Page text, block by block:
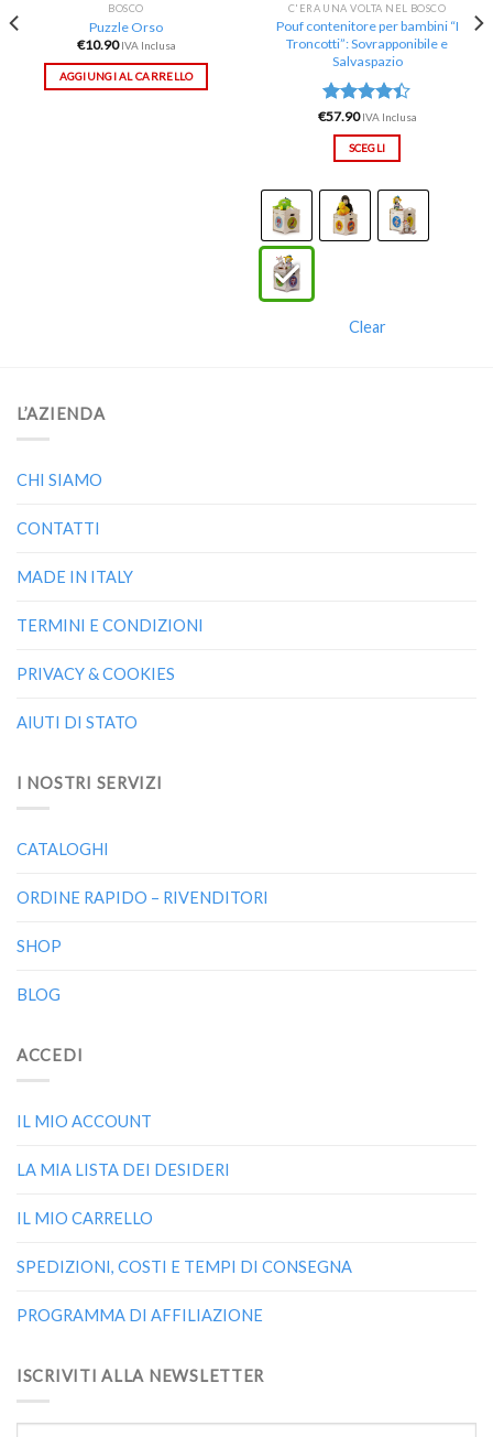
BOSCO
Puzzle Orso
€10.90 IVA Inclusa
AGGIUNGI AL CARRELLO
C'ERA UNA VOLTA NEL BOSCO
Pouf contenitore per bambini “I
Troncotti”: Sovrapponibile e
Salvaspazio
Valutato
4.40su 5
€57.90 IVA Inclusa
SCEGLI
Clear
L’AZIENDA
CHI SIAMO
CONTATTI
MADE IN ITALY
TERMINI E CONDIZIONI
PRIVACY & COOKIES
AIUTI DI STATO
I NOSTRI SERVIZI
CATALOGHI
ORDINE RAPIDO – RIVENDITORI
SHOP
BLOG
ACCEDI
IL MIO ACCOUNT
LA MIA LISTA DEI DESIDERI
IL MIO CARRELLO
SPEDIZIONI, COSTI E TEMPI DI CONSEGNA
PROGRAMMA DI AFFILIAZIONE
ISCRIVITI ALLA NEWSLETTER